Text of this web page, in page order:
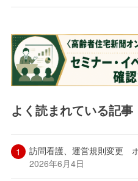
よく読まれている記事
訪問看護、運営規則変更
2026年6月4日